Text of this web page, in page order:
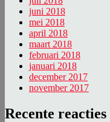
juni 2018
mei 2018
april 2018
maart 2018
februari 2018
januari 2018
december 2017
november 2017
Recente reacties